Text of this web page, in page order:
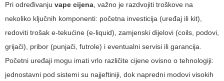
Pri određivanju vape cijena, važno je razdvojiti troškove na
nekoliko ključnih komponenti: početna investicija (uređaj ili kit),
redoviti trošak e-tekućine (e-liquid), zamjenski dijelovi (coils, podovi,
grijači), pribor (punjači, futrole) i eventualni servisi ili garancija.
Početni uređaji mogu imati vrlo različite cijene ovisno o tehnologiji:
jednostavni pod sistemi su najjeftiniji, dok napredni modovi visokih